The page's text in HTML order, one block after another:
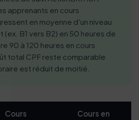
apprenants en cours
en moyenne d'un niveau
(ex. B1 vers B2) en 50 heures de
90 à 120 heures en cours
total CPF reste comparable
est réduit de moitié.
Cours
Cours en